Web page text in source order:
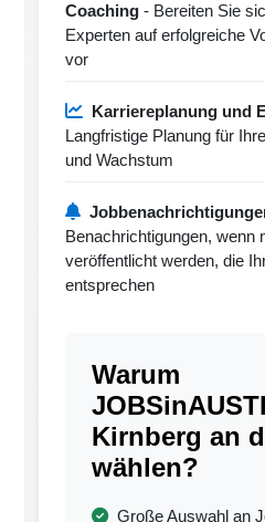
Coaching - Bereiten Sie
Experten auf erfolgreiche
vor
Karriereplanung und
Langfristige Planung für
und Wachstum
Benachrichtigungen, wenn
veröffentlicht werden, die
entsprechen
Warum
Kirnberg an
wählen?
Große Auswahl an